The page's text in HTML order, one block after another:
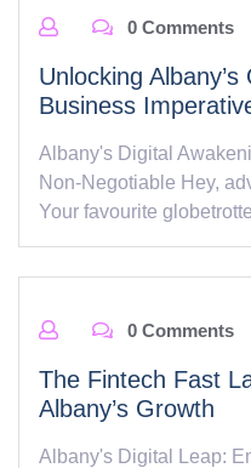
0 Comments
Unlocking
Business
Albany's Digital
Non-Negotiable Hey,
Your favourite
0 Comments
The Fintech Fast
Albany’s Growth
Albany's Digital Leap: